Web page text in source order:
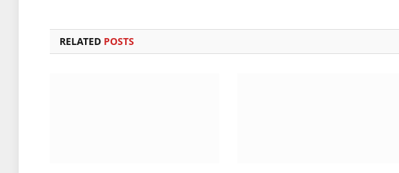
RELATED POSTS